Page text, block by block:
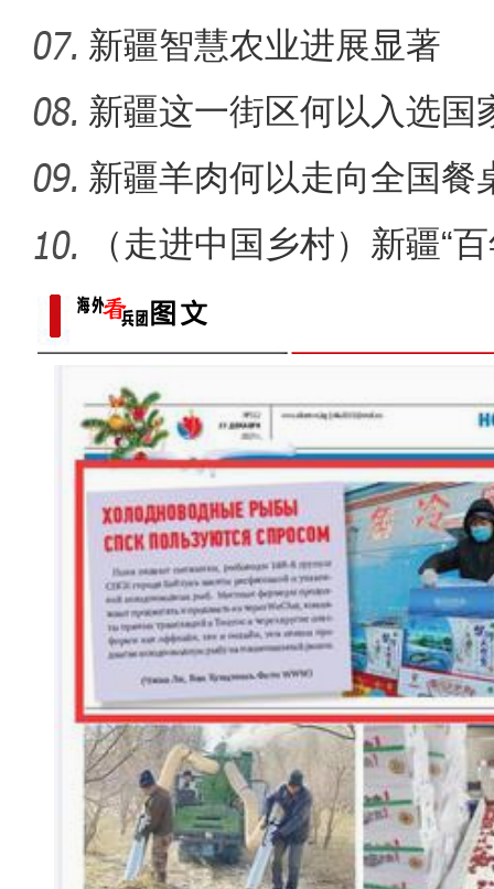
新疆智慧农业进展显著
新疆这一街区何以入选国
单？
新疆羊肉何以走向全国餐
（走进中国乡村）新疆“
事拉